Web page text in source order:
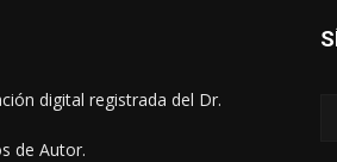
digital registrada del Dr.
de Autor.